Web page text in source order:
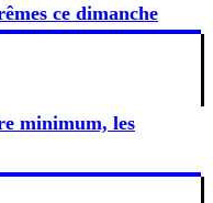
ce dimanche
minimum, les